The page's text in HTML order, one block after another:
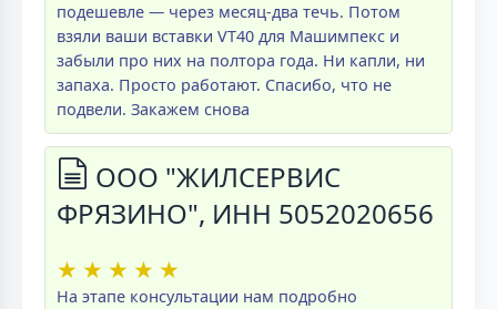
подешевле — через месяц-два течь. Потом
взяли ваши вставки VT40 для Машимпекс и
забыли про них на полтора года. Ни капли, ни
запаха. Просто работают. Спасибо, что не
подвели. Закажем снова
ООО "ЖИЛСЕРВИС
ФРЯЗИНО", ИНН 5052020656
★ ★ ★ ★ ★
На этапе консультации нам подробно